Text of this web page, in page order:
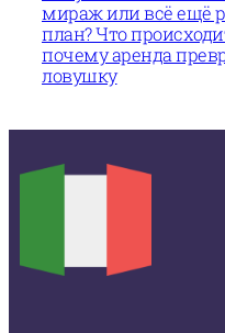
мираж или всё ещё
план? Что
почему аренда
ловушку